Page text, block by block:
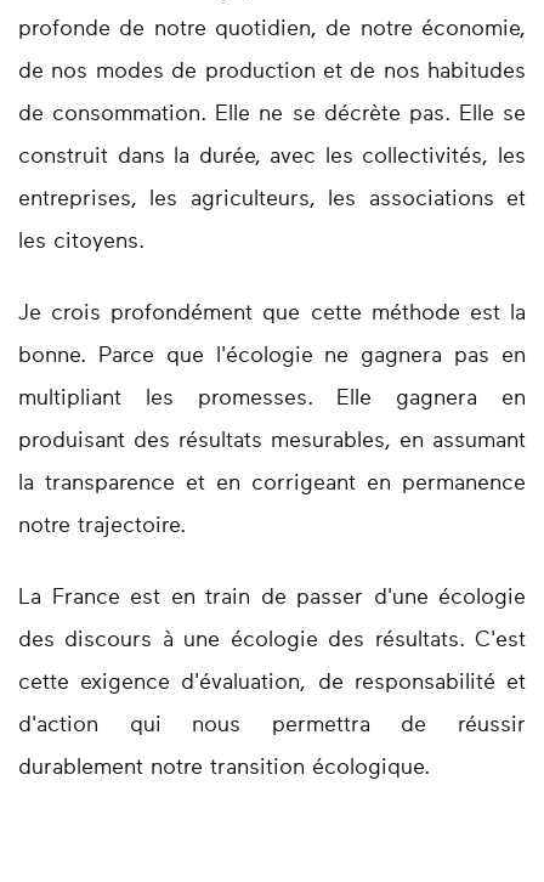
profonde de notre quotidien, de notre économie,
de nos modes de production et de nos habitudes
de consommation. Elle ne se décrète pas. Elle se
construit dans la durée, avec les collectivités, les
entreprises, les agriculteurs, les associations et
les citoyens.
Je crois profondément que cette méthode est la
bonne. Parce que l'écologie ne gagnera pas en
multipliant les promesses. Elle gagnera en
produisant des résultats mesurables, en assumant
la transparence et en corrigeant en permanence
notre trajectoire.
La France est en train de passer d'une écologie
des discours à une écologie des résultats. C'est
cette exigence d'évaluation, de responsabilité et
d'action qui nous permettra de réussir
durablement notre transition écologique.